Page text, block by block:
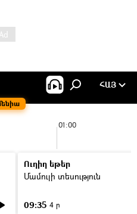
ՀԱՅ
01:00
Ուղիղ եթեր
Մամուլի տեսություն
09:35 4 ր